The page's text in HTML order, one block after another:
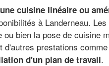
cuisine linéaire ou
à Landerneau.
bien la pose de
d'autres prestations
d'un plan de travail.